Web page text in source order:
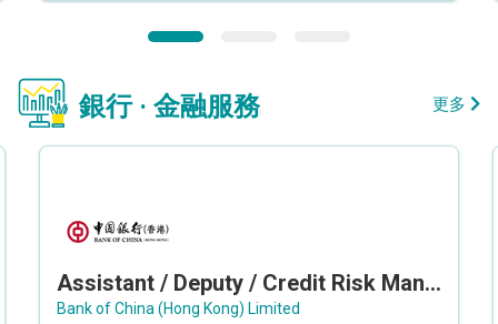
銀行 · 金融服務 更多
Assistant / Deputy / Credit Risk Manager (Credit Monitoring)
Bank of China (Hong Kong) Limited